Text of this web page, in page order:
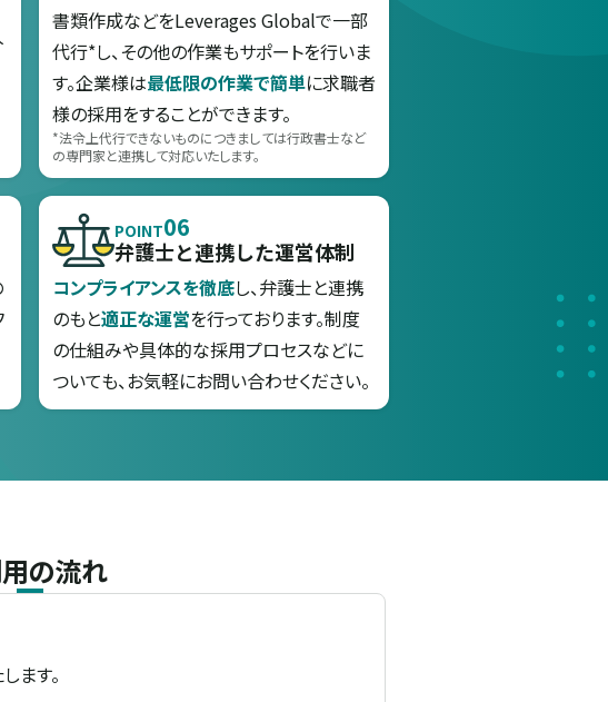
書類作成などをLeverages Globalで一部
代行*し、その他の作業もサポートを行いま
す。企業様は最低限の作業で簡単に求職者
様の採用をすることができます。
*法令上代行できないものにつきましては行政書士など
の専門家と連携して対応いたします。
POINT06
弁護士と連携した運営体制
コンプライアンスを徹底し、弁護士と連携
のもと適正な運営を行っております。制度
の仕組みや具体的な採用プロセスなどに
ついても、お気軽にお問い合わせください。
の流れ
ます。